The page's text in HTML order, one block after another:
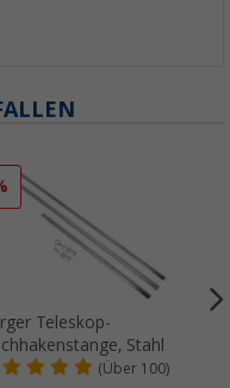
Teleskop-
Stahl
(Über 100)